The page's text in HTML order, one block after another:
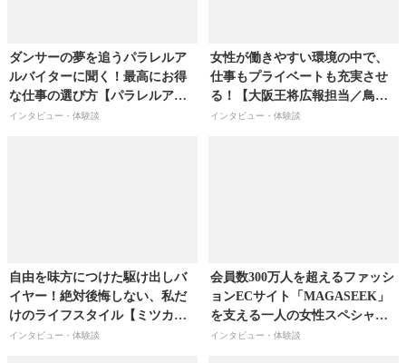
ダンサーの夢を追うパラレルア
ルバイターに聞く！最高にお得
な仕事の選び方【パラレルアル
バイター／坂田夏巳さん】
インタビュー・体験談
女性が働きやすい環境の中で、
仕事もプライベートも充実させ
る！【大阪王将広報担当／鳥羽
由利子さん】
インタビュー・体験談
自由を味方につけた駆け出しバ
イヤー！絶対後悔しない、私だ
けのライフスタイル【ミツカル
ストア／宮丸美紀さん】
インタビュー・体験談
会員数300万人を超えるファッシ
ョンECサイト「MAGASEEK」
を支える一人の女性スペシャリ
スト【マガシーク株式会社/マガ
インタビュー・体験談